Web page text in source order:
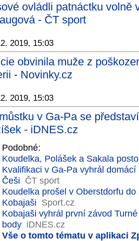
ovládli patnáctku volně
- ČT sport
2019, 15:03
obvinila muže z
- Novinky.cz
2019, 15:03
v Ga-Pa se
- iDNES.cz
Podobné:
Koudelka, Polášek a Sakala
Kvalifikaci v Ga-Pa vyhrál
Češi ČT sport
Koudelka prošel v Oberstdorfu
Kobajaši Sport.cz
Kobajaši vyhrál první závod
body iDNES.cz
Vše o tomto tématu v aplikaci